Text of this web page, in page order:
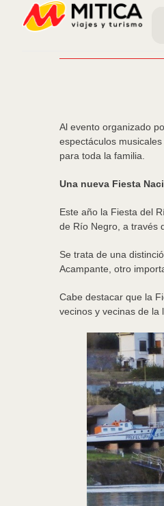
Al evento organizado
espectáculos
para toda la familia.
Una nueva Fiesta
Este año la Fiesta del
de Río Negro, a través
Se trata de una
Acampante, otro
Cabe destacar que la
vecinos y vecinas de la